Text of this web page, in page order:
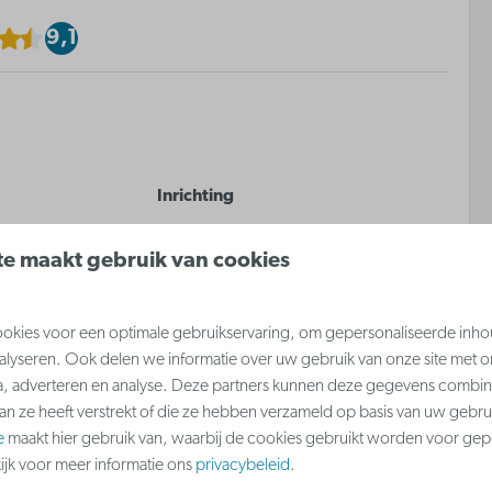
9,1
Inrichting
meer ↓
maakt gebruik van cookies
voor een optimale gebruikservaring, om gepersonaliseerde
Ook delen we informatie over uw gebruik van onze site met
adverteren en analyse. Deze partners kunnen deze gegevens
ze heeft verstrekt of die ze hebben verzameld op basis van uw
maakt hier gebruik van, waarbij de cookies gebruikt worden voor
voor meer informatie ons privacybeleid.